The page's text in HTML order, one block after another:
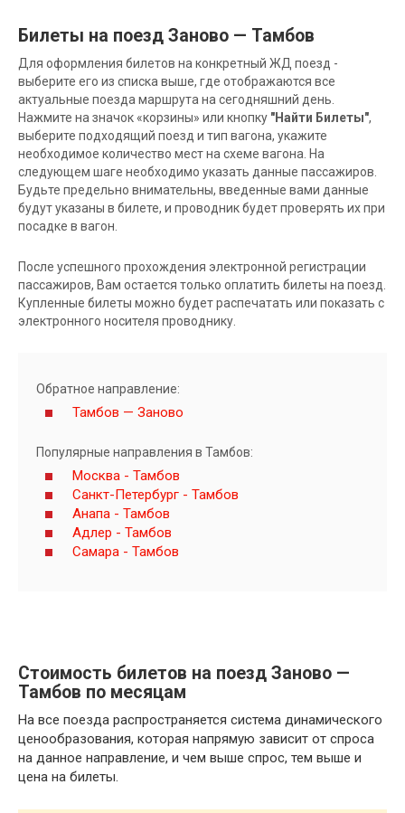
Билеты на поезд Заново — Тамбов
Для оформления билетов на конкретный ЖД поезд -
выберите его из списка выше, где отображаются все
актуальные поезда маршрута на сегодняшний день.
Нажмите на значок «корзины» или кнопку "Найти Билеты",
выберите подходящий поезд и тип вагона, укажите
необходимое количество мест на схеме вагона. На
следующем шаге необходимо указать данные пассажиров.
Будьте предельно внимательны, введенные вами данные
будут указаны в билете, и проводник будет проверять их при
посадке в вагон.
После успешного прохождения электронной регистрации
пассажиров, Вам остается только оплатить билеты на поезд.
Купленные билеты можно будет распечатать или показать с
электронного носителя проводнику.
Обратное направление:
Тамбов — Заново
Популярные направления в Тамбов:
Москва - Тамбов
Санкт-Петербург - Тамбов
Анапа - Тамбов
Адлер - Тамбов
Самара - Тамбов
Стоимость билетов на поезд Заново —
Тамбов по месяцам
На все поезда распространяется система динамического
ценообразования, которая напрямую зависит от спроса
на данное направление, и чем выше спрос, тем выше и
цена на билеты.